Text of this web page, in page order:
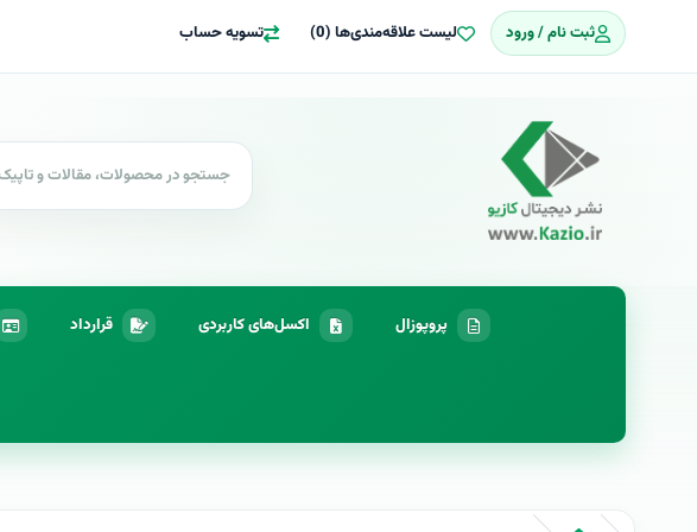
ثبت نام / ورود لیست علاقه‌مندی‌ها (0) تسویه حساب
پروپوزال اکسل‌های کاربردی قرارداد